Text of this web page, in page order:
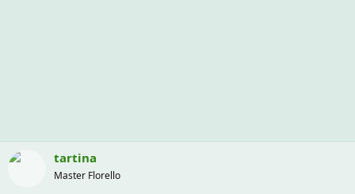
tartina
Master Florello